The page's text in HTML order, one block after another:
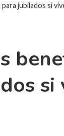
jubilados si
si